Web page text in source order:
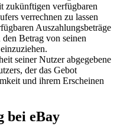
zukünftigen verfügbaren
verrechnen zu lassen
Auszahlungsbeträge
Betrag von seinen
seiner Nutzer abgegebene
der das Gebot
und ihrem Erscheinen
bei eBay